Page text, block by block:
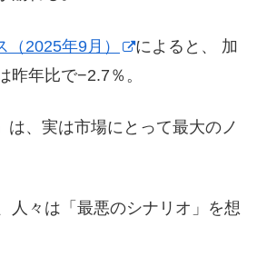
2025年9月）
によると、 加
昨年比で−2.7％。
は、実は市場にとって最大のノ
人々は「最悪のシナリオ」を想